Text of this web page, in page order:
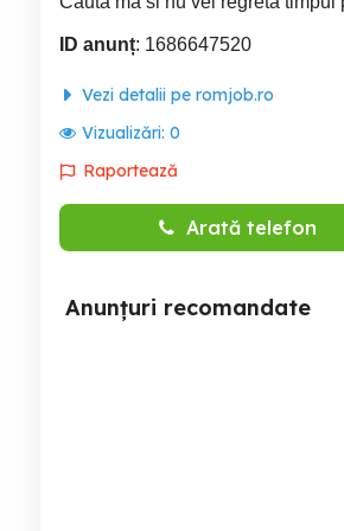
ID anunț: 1686647520
Vezi detalii pe romjob.ro
Vizualizări: 0
Raportează
Arată telefon
Anunțuri recomandate